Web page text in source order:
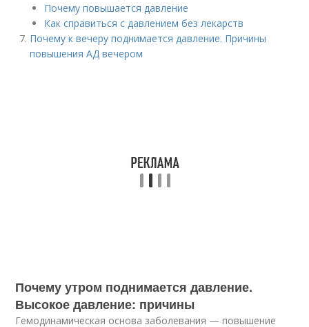
Почему повышается давление
Как справиться с давлением без лекарств
Почему к вечеру поднимается давление. Причины
повышения АД вечером
Почему утром поднимается давление.
Высокое давление: причины
Гемодинамическая основа заболевания — повышение